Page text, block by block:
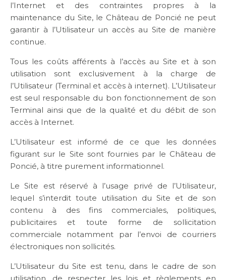
l’Internet et des contraintes propres à la
maintenance du Site, le Château de Poncié ne peut
garantir à l’Utilisateur un accès au Site de manière
continue.
Tous les coûts afférents à l’accès au Site et à son
utilisation sont exclusivement à la charge de
l’Utilisateur (Terminal et accès à internet). L’Utilisateur
est seul responsable du bon fonctionnement de son
Terminal ainsi que de la qualité et du débit de son
accès à Internet.
L’Utilisateur est informé de ce que les données
figurant sur le Site sont fournies par le Château de
Poncié, à titre purement informationnel.
Le Site est réservé à l’usage privé de l’Utilisateur,
lequel s’interdit toute utilisation du Site et de son
contenu à des fins commerciales, politiques,
publicitaires et toute forme de sollicitation
commerciale notamment par l’envoi de courriers
électroniques non sollicités.
L’Utilisateur du Site est tenu, dans le cadre de son